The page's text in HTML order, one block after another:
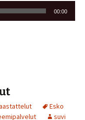
00:00
Esko
suvi